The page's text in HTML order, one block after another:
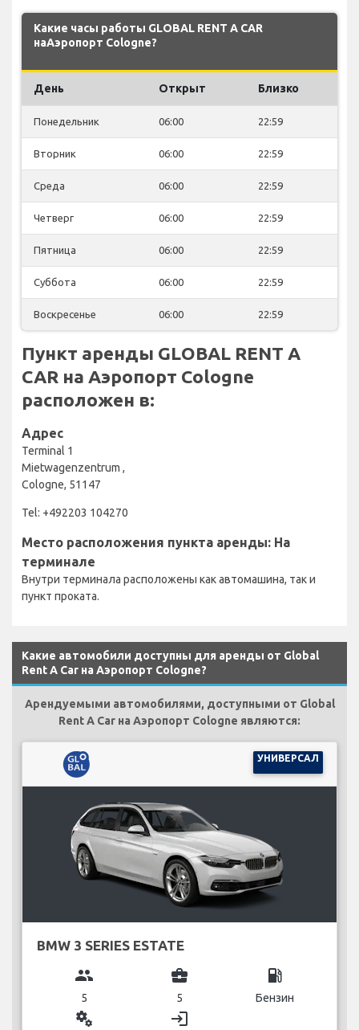
Какие часы работы GLOBAL RENT A CAR
наАэропорт Cologne?
День Открыт Близко
Понедельник 06:00 22:59
Вторник 06:00 22:59
Среда 06:00 22:59
Четверг 06:00 22:59
Пятница 06:00 22:59
Суббота 06:00 22:59
Воскресенье 06:00 22:59
Пункт аренды GLOBAL RENT A
CAR на Аэропорт Cologne
расположен в:
Адрес
Terminal 1
Mietwagenzentrum ,
Cologne, 51147
Tel: +492203 104270
Место расположения пункта аренды: На
терминале
Внутри терминала расположены как автомашина, так и
пункт проката.
Какие автомобили доступны для аренды от Global
Rent A Car на Аэропорт Cologne?
Арендуемыми автомобилями, доступными от Global
Rent A Car на Аэропорт Cologne являются:
УНИВЕРСАЛ
BMW 3 SERIES ESTATE
group
5
business_center
5
local_gas_station
Бензин
miscellaneous_services login